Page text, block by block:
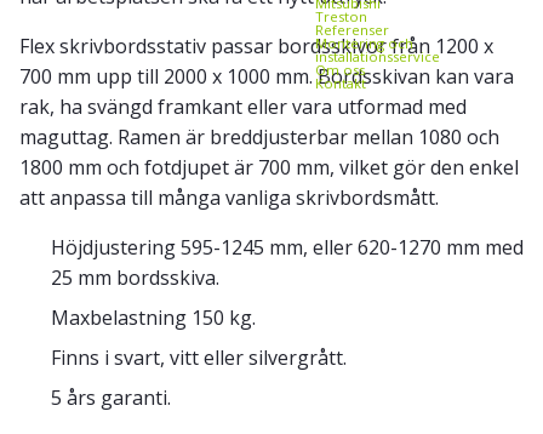
Treston
Referenser
Montering och
installationsservice
Om oss
Kontakt
Flex skrivbordsstativ passar bordsskivor från 1200 x
700 mm upp till 2000 x 1000 mm. Bordsskivan kan vara
rak, ha svängd framkant eller vara utformad med
maguttag. Ramen är breddjusterbar mellan 1080 och
1800 mm och fotdjupet är 700 mm, vilket gör den enkel
att anpassa till många vanliga skrivbordsmått.
Höjdjustering 595-1245 mm, eller 620-1270 mm med
25 mm bordsskiva.
Maxbelastning 150 kg.
Finns i svart, vitt eller silvergrått.
5 års garanti.